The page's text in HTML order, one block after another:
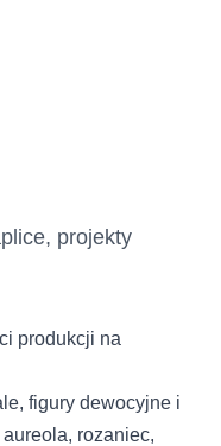
projekty
produkcji na
figury dewocyjne i
rozaniec,